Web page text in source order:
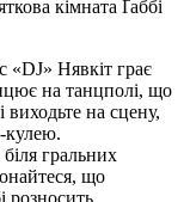
кімната Ґаббі
«DJ» Нявкіт грає
на танцполі, що
виходьте на сцену,
кулею.
гральних
що